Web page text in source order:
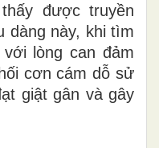
được truyền
dàng này, khi tìm
lòng can đảm
cơn cám dỗ sử
giật gân và gây